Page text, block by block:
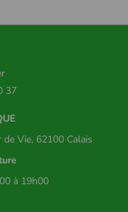
37
Vie, 62100 Calais
à 19h00